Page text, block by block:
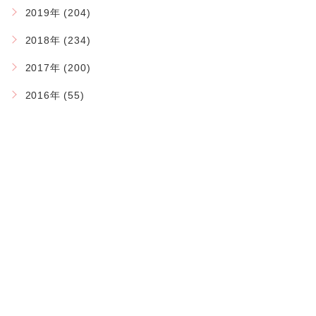
2019年 (204)
2018年 (234)
2017年 (200)
2016年 (55)